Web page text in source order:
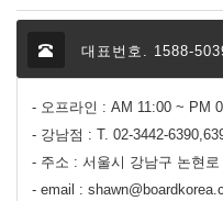
대표번호. 1588-
- 오프라인 : AM 11:00 ~ PM
- 강남점 : T. 02-3442-
- 주소 : 서울시 강남구 논현로
- email :